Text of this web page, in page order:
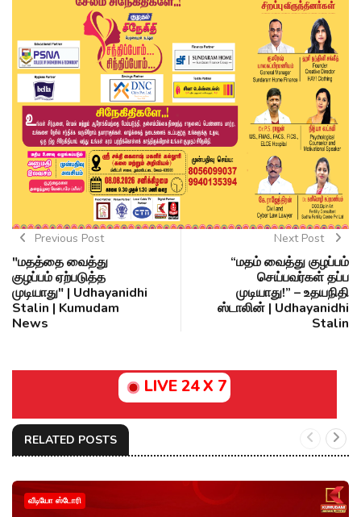
Previous Post
"மதத்தை வைத்து
குழப்பம் ஏற்படுத்த
முடியாது" | Udhayanidhi
Stalin | Kumudam
News
Next Post
“மதம் வைத்து குழப்பம்
செய்பவர்கள் தப்ப
முடியாது!” – உதயநிதி
ஸ்டாலின் | Udhayanidhi
Stalin
LIVE 24 X 7
RELATED POSTS
வீடியோ ஸ்டோரி